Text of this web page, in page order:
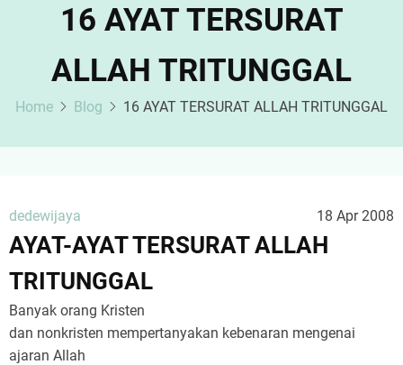
16 AYAT TERSURAT
ALLAH TRITUNGGAL
Home Blog 16 AYAT TERSURAT ALLAH TRITUNGGAL
dedewijaya 18 Apr 2008
AYAT-AYAT TERSURAT ALLAH
TRITUNGGAL
Banyak orang Kristen
dan nonkristen mempertanyakan kebenaran mengenai
ajaran Allah